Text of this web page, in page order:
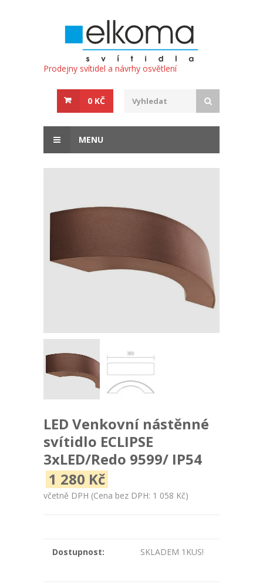
Prodejny svítidel a návrhy osvětlení
0 KČ
MENU
LED Venkovní nástěnné
svítidlo ECLIPSE
3xLED/Redo 9599/ IP54
1 280 Kč
včetně DPH (Cena bez DPH: 1 058 Kč)
Dostupnost: SKLADEM 1KUS!